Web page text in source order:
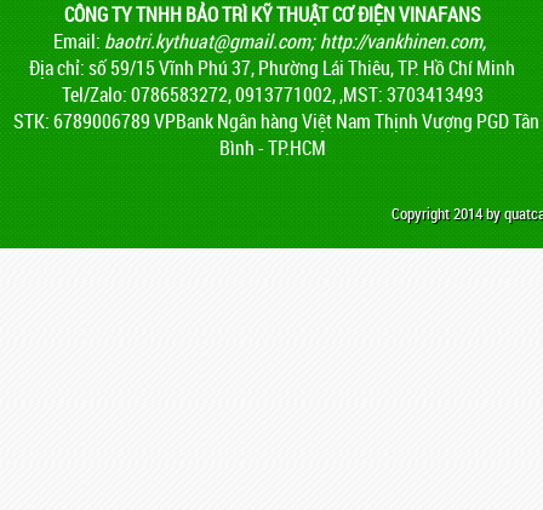
CÔNG TY TNHH BẢO TRÌ KỸ THUẬT CƠ ĐIỆN VINAFANS
Email: baotri.kythuat@gmail.com;http://vankhinen.com,
Địa chỉ: số 59/15 Vĩnh Phú 37, Phường Lái Thiêu, TP. Hồ Chí Minh
Tel/Zalo: 0786583272, 0913771002, ,MST: 3703413493
STK: 6789006789 VPBank Ngân hàng Việt Nam Thịnh Vượng PGD Tân
Bình - TP.HCM
Copyright 2014 by